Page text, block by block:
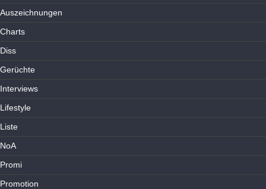
Auszeichnungen
Charts
Diss
Gerüchte
Interviews
Lifestyle
Liste
NoA
Promi
Promotion